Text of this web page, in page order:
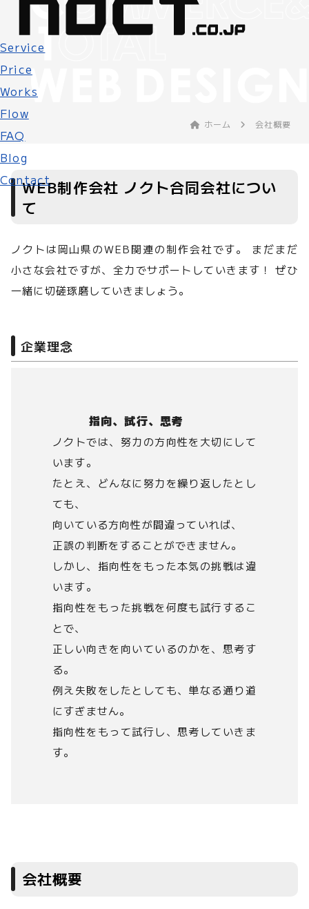
Service
Price
Works
Flow
FAQ
Blog
Contact
ホーム 会社概要
WEB制作会社 ノクト合同会社につい
て
ノクトは岡山県のWEB関連の制作会社です。
まだまだ
小さな会社ですが、全力でサポートしていきます！
ぜひ
一緒に切磋琢磨していきましょう。
企業理念
指向、試行、思考
ノクトでは、努力の方向性を大切にして
います。
たとえ、どんなに努力を繰り返したとし
ても、
向いている方向性が間違っていれば、
正誤の判断をすることができません。
しかし、指向性をもった本気の挑戦は違
います。
指向性をもった挑戦を何度も試行するこ
とで、
正しい向きを向いているのかを、思考す
る。
例え失敗をしたとしても、単なる通り道
にすぎません。
指向性をもって試行し、思考していきま
す。
会社概要